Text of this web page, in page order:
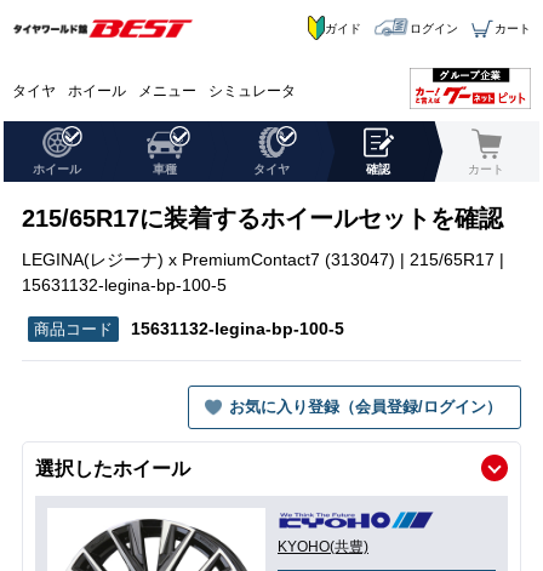
タイヤ ホイール メニュー シミュレータ
ガイド ログイン カート
ホイール 車種 タイヤ 確認 カート
215/65R17に装着するホイールセットを確認
LEGINA(レジーナ) x PremiumContact7 (313047) | 215/65R17 |
15631132-legina-bp-100-5
15631132-legina-bp-100-5
お気に入り登録（会員登録/ログイン）
選択したホイール
KYOHO(共豊)